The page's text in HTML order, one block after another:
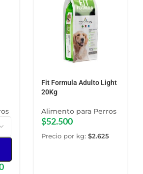
Fit Formula Adulto Light
20Kg
Alimento para Perros
$52.500
Precio por kg: $2.625